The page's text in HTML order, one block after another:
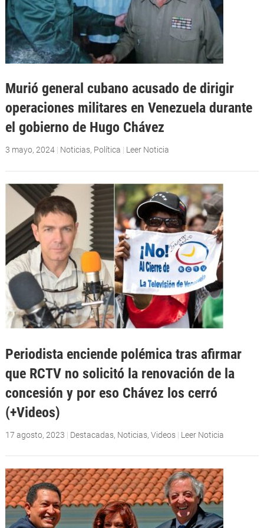
Murió general cubano acusado de dirigir
operaciones militares en Venezuela durante
el gobierno de Hugo Chávez
3 mayo, 2024| Noticias, Política | Leer Noticia
Periodista enciende polémica tras afirmar
que RCTV no solicitó la renovación de la
concesión y por eso Chávez los cerró
(+Videos)
17 agosto, 2023 | Destacadas, Noticias, Videos | Leer Noticia